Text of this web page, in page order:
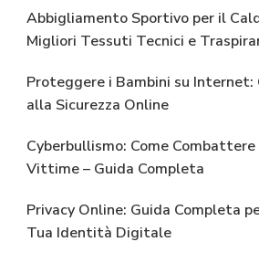
Abbigliamento Sportivo per il
Migliori Tessuti Tecnici e
Proteggere i Bambini su Internet:
alla Sicurezza Online
Cyberbullismo: Come
Vittime – Guida Completa
Privacy Online: Guida Completa
Tua Identità Digitale